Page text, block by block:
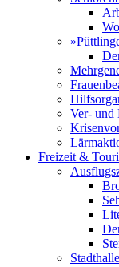
Ver- und
Freizeit &